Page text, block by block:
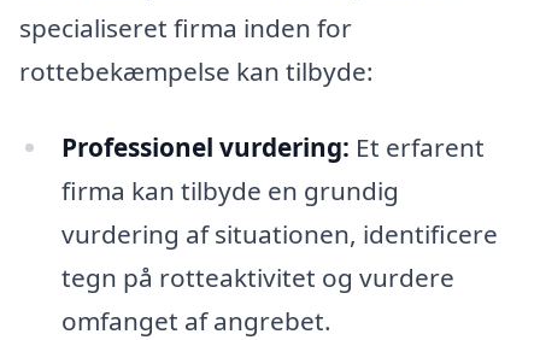
specialiseret firma inden for
rottebekæmpelse kan tilbyde:
Professionel vurdering: Et erfarent
firma kan tilbyde en grundig
vurdering af situationen, identificere
tegn på rotteaktivitet og vurdere
omfanget af angrebet.